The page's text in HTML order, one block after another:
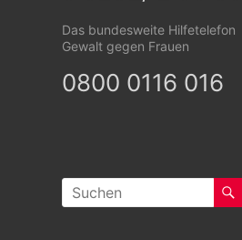
Das bundesweite Hilfetelefon
Gewalt gegen Frauen
0800 0116 016